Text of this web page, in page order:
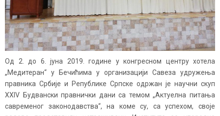
Од 2. до 6. јуна 2019. године у конгресном центру хотела
„Медитеран“ у Бечићима у организацији Савеза удружења
правника Србије и Републике Српске одржан је научни скуп
XXIV Будвански правнички дани са темом „Актуелна питања
савременог законодавства“, на коме су, са успехом, своје